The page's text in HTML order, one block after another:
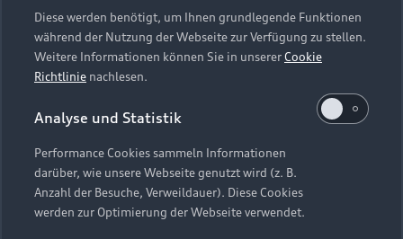
Online-Terminvereinbarung
Servicekontakt
Vertrag widerrufen
Presse & Media Center
Datenschutz
Audi erleben
Newsletter
Impressum Rechtliches
Hinweisgebersystem
Datenschutzinformation
Cookie-Einstellungen
Cookie-Richtlinie
Barrierefreiheit
Hinweis: Die aktuelle Darstellung und Anordnung der
Embleme am Fahrzeug bei allen Abbildungen auf dieser
Webseite kann abweichen.
Diese werden benötigt, um Ihnen grundlegende Funktionen
während der Nutzung der Webseite zur Verfügung zu stellen.
Weitere Informationen können Sie in unsererCookie
Richtlinie nachlesen.
Analyse und Statistik
Performance Cookies sammeln Informationen
darüber, wie unsere Webseite genutzt wird (z. B.
Anzahl der Besuche, Verweildauer). Diese Cookies
werden zur Optimierung der Webseite verwendet.